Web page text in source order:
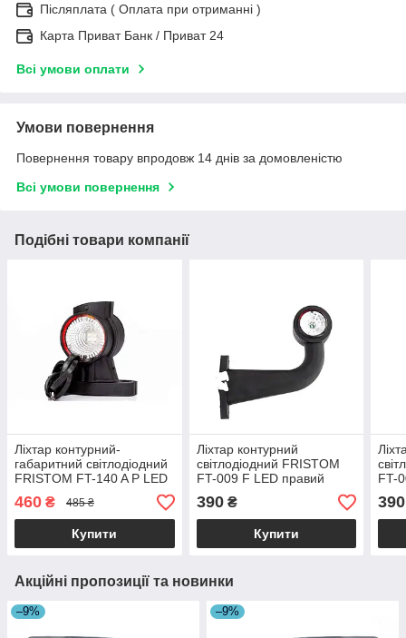
Післяплата ( Оплата при отриманні )
Карта Приват Банк / Приват 24
Всі умови оплати
Умови повернення
Повернення товару впродовж 14 днів за домовленістю
Всі умови повернення
Подібні товари компанії
Ліхтар контурний-
габаритний світлодіодний
FRISTOM FT-140 A P LED
правий
460 ₴ 485 ₴
Купити
Ліхтар контурний
світлодіодний FRISTOM
FT-009 F LED правий
390₴
Купити
FT-
390
Акційні пропозиції та новинки
–9% –9%